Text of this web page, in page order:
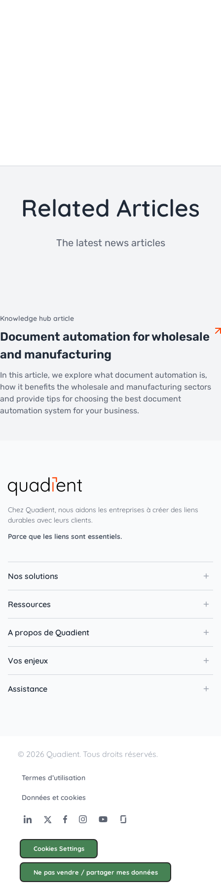
Related Articles
The latest news articles
Knowledge hub article
Document automation for wholesale
and manufacturing
In this article, we explore what document automation is,
how it benefits the wholesale and manufacturing sectors
and provide tips for choosing the best document
automation system for your business.
Chez Quadient, nous aidons les entreprises à créer des liens
durables avec leurs clients.
Parce que les liens sont essentiels.
Nos solutions
Ressources
A propos de Quadient
Vos enjeux
Assistance
© 2026 Quadient. Tous droits réservés.
Termes d’utilisation
Données et cookies
Cookies Settings
Ne pas vendre / partager mes données